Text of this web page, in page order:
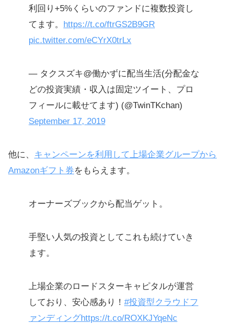
利回り+5%くらいのファンドに複数投資し
てます。 https://t.co/ftrGS2B9GR
pic.twitter.com/eCYrX0trLx
— タクスズキ@働かずに配当生活(分配金な
どの投資実績・収入は固定ツイート、プロ
フィールに載せてます) (@TwinTKchan)
September 17, 2019
他に、 キャンペーンを利用して上場企業グループから
Amazonギフト券をもらえます。
オーナーズブックから配当ゲット。
手堅い人気の投資としてこれも続けていき
ます。
上場企業のロードスターキャピタルが運営
しており、安心感あり！ #投資型クラウドフ
ァンディングhttps://t.co/ROXKJYqeNc